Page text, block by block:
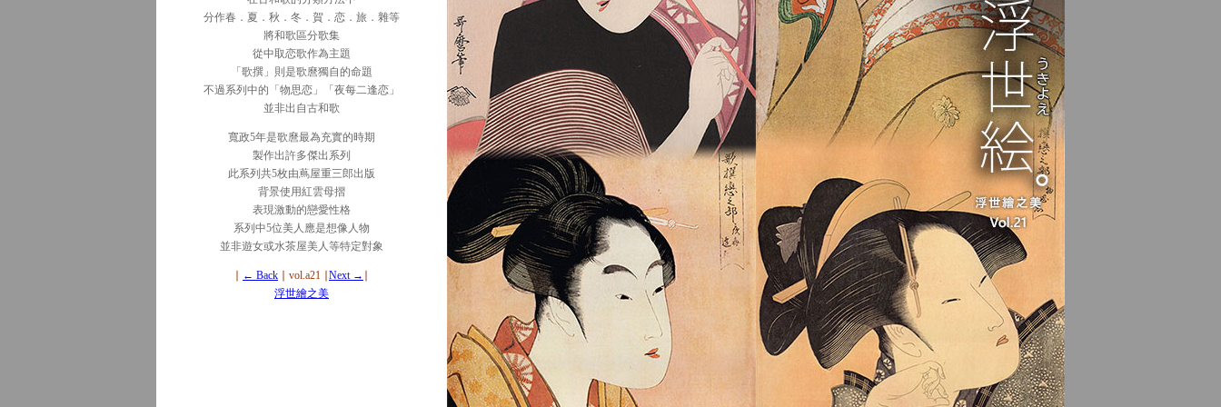
分作春．夏．秋．冬．賀．恋．旅．雜等
將和歌區分歌集
從中取恋歌作為主題
「歌撰」則是歌麿獨自的命題
不過系列中的「物思恋」「夜每二逢恋」
並非出自古和歌
寬政5年是歌麿最為充實的時期
製作出許多傑出系列
此系列共5枚由蔦屋重三郎出版
背景使用紅雲母摺
表現激動的戀愛性格
系列中5位美人應是想像人物
並非遊女或水茶屋美人等特定對象
← Back ∣ vol.a21 ∣ Next →
浮世繪之美